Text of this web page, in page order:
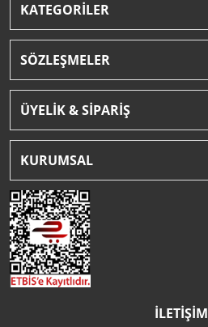
KATEGORİLER
SÖZLEŞMELER
ÜYELİK & SİPARİŞ
KURUMSAL
İLETİŞİM